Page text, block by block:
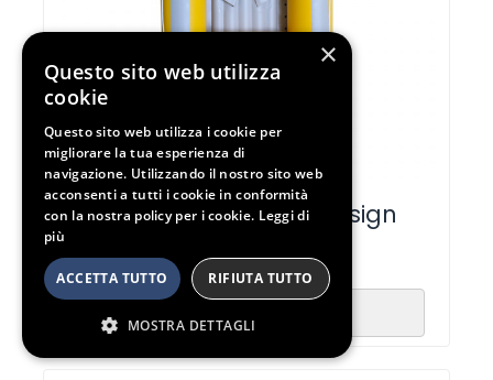
Avanti 380 – Aqua Design
2.140,00€
×
Questo sito web utilizza
cookie
Questo sito web utilizza i cookie per
migliorare la tua esperienza di
navigazione. Utilizzando il nostro sito web
acconsenti a tutti i cookie in conformità
con la nostra policy per i cookie. Leggi di
più
ACCETTA TUTTO RIFIUTA TUTTO
MOSTRA DETTAGLI